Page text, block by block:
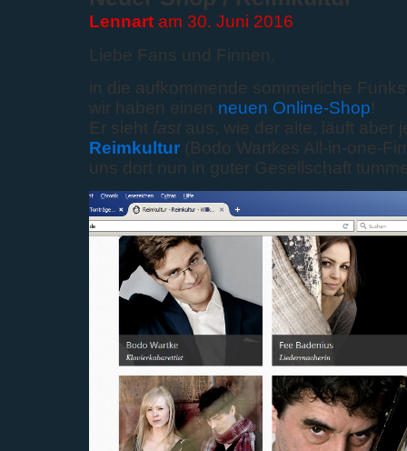
Lennartam 30. Juni 2016
Liebe Fans und Finnen,
in die aufkommende sommerliche
wir haben einen neuen Online-Shop!
Er sieht fastaus, wie der alte, läuft aber
Reimkultur(Bodo Wartkes All-in-one-
uns dort nun in guter Gesellschaft